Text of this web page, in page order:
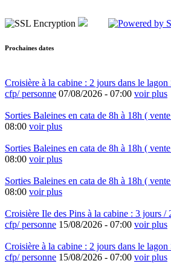
Prochaines dates
Croisière à la cabine : 2 jours dans le
cfp/ personne 07/08/2026 - 07:00 voir plus
Sorties Baleines en cata de 8h à 18h (
08:00 voir plus
Sorties Baleines en cata de 8h à 18h (
08:00 voir plus
Sorties Baleines en cata de 8h à 18h (
08:00 voir plus
Croisière Ile des Pins à la cabine : 3 jours /
cfp/ personne 15/08/2026 - 07:00 voir plus
Croisière à la cabine : 2 jours dans le
cfp/ personne 15/08/2026 - 07:00 voir plus